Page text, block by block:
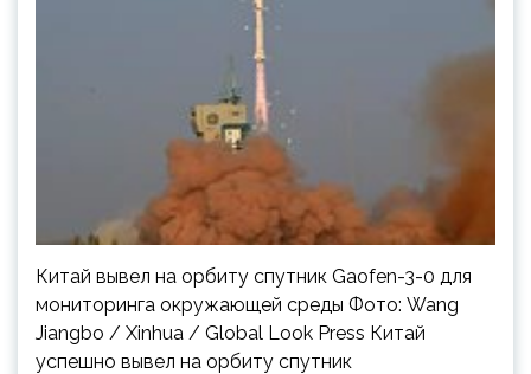
Китай вывел на орбиту спутник Gaofen-3-0 для
мониторинга окружающей среды Фото: Wang
Jiangbo / Xinhua / Global Look Press Китай
успешно вывел на орбиту спутник